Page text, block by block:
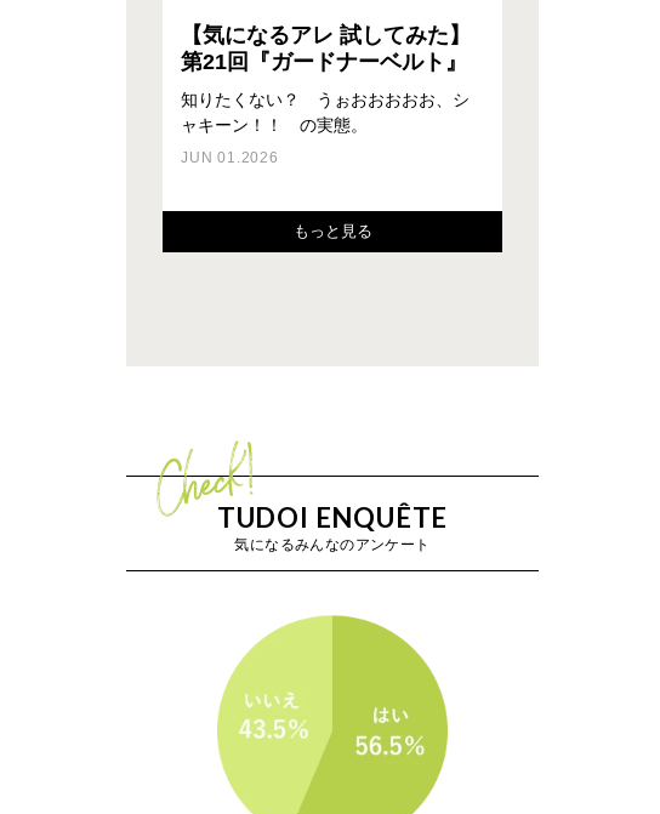
【気になるアレ 試してみた】
第21回『ガードナーベルト』
知りたくない？ うぉおおおおお、シ
ャキーン！！ の実態。
JUN 01.2026
もっと見る
座るだけで3つの効果が得られる？！
そんなチェアがあるんです。
もっと見る
PCの線が交差しているジャングル状態
のデスクが劇的に変わる！？
もっと見る
集中するための環境づくり、そして身
体への負担を無くすことは人類共通の
ワークスタイルにオフィス出社とWEB
会議のハイブリッド型が増えたこと
ワークスタイルにオフィス出社とWEB
会議のハイブリッド型が増えたこと
TUDOI ENQUÊTE
気になるみんなのアンケート